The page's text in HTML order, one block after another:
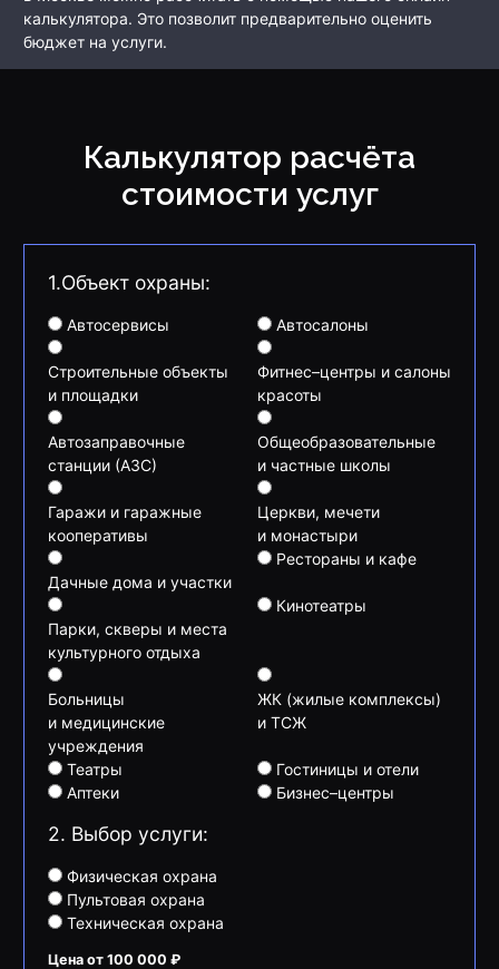
калькулятора. Это позволит предварительно оценить
бюджет на услуги.
Калькулятор расчёта
стоимости услуг
1.Объект охраны:
Автосервисы Автосалоны
Строительные объекты
и площадки
Фитнес–центры и салоны
красоты
Автозаправочные
станции (АЗС)
Общеобразовательные
и частные школы
Гаражи и гаражные
кооперативы
Церкви, мечети
и монастыри
Дачные дома и участки
Рестораны и кафе
Парки, скверы и места
культурного отдыха
Кинотеатры
Больницы
и медицинские
учреждения
ЖК (жилые комплексы)
и ТСЖ
Театры
Гостиницы и отели
Аптеки
Бизнес–центры
2. Выбор услуги:
Физическая охрана
Пультовая охрана
Техническая охрана
Цена от 100 000 ₽